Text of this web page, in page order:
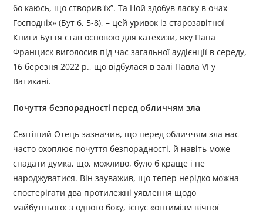
бо каюсь, що створив їх”. Та Ной здобув ласку в очах
Господніх» (Бут 6, 5-8), – цей уривок із старозавітної
Книги Буття став основою для катехизи, яку Папа
Франциск виголосив під час загальної аудієнції в середу,
16 березня 2022 р., що відбулася в залі Павла VI у
Ватикані.
Почуття безпорадності перед обличчям зла
Святіший Отець зазначив, що перед обличчям зла нас
часто охоплює почуття безпорадності, й навіть може
спадати думка, що, можливо, було б краще і не
народжуватися. Він зауважив, що тепер нерідко можна
спостерігати два протилежні уявлення щодо
майбутнього: з одного боку, існує «оптимізм вічної